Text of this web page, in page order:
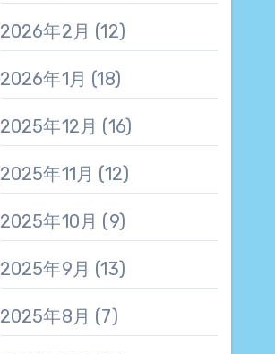
2026年2月 (12)
2026年1月 (18)
2025年12月 (16)
2025年11月 (12)
2025年10月 (9)
2025年9月 (13)
2025年8月 (7)